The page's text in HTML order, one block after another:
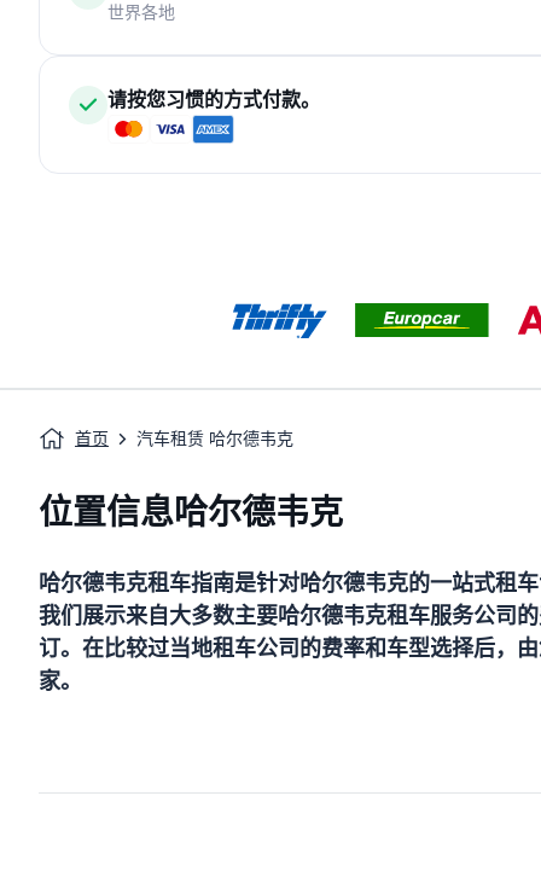
世界各地
请按您习惯的方式付款。
首页 汽车租赁 哈尔德韦克
位置信息哈尔德韦克
哈尔德韦克租车指南是针对哈尔德韦克的一站式租车
我们展示来自大多数主要哈尔德韦克租车服务公司
订。在比较过当地租车公司的费率和车型选择后，
家。